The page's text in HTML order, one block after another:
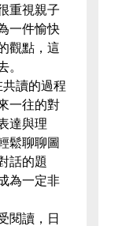
重視親子
一件愉快
觀點，這
讀的過程
一往的對
達與理
鬆聊聊圖
話的題
為一定非
閱讀，日